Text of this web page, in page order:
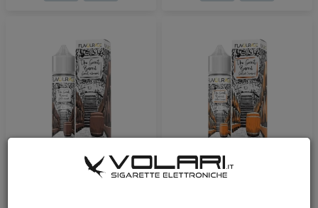
Aroma Flavourage The Aroma Flavourage The